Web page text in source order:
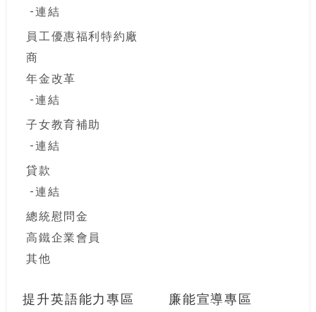
連結
員工優惠福利特約廠
商
年金改革
連結
子女教育補助
連結
貸款
連結
總統慰問金
高鐵企業會員
其他
提升英語能力專區 廉能宣導專區